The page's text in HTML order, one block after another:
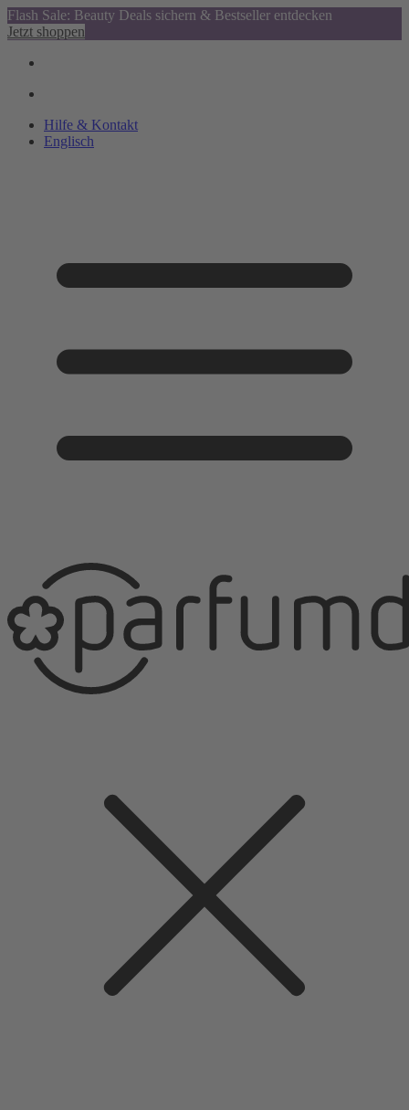
Flash Sale: Beauty Deals sichern & Bestseller entdecken
Jetzt shoppen
Hilfe & Kontakt
Englisch